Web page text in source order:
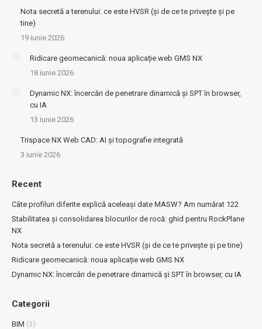
Nota secretă a terenului: ce este HVSR (și de ce te privește și pe
tine)
19 iunie 2026
Ridicare geomecanică: noua aplicație web GMS NX
18 iunie 2026
Dynamic NX: încercări de penetrare dinamică și SPT în browser,
cu IA
13 iunie 2026
Trispace NX Web CAD: AI și topografie integrată
3 iunie 2026
Recent
Câte profiluri diferite explică aceleași date MASW? Am numărat 122
Stabilitatea și consolidarea blocurilor de rocă: ghid pentru RockPlane
NX
Nota secretă a terenului: ce este HVSR (și de ce te privește și pe tine)
Ridicare geomecanică: noua aplicație web GMS NX
Dynamic NX: încercări de penetrare dinamică și SPT în browser, cu IA
Categorii
BIM (3)